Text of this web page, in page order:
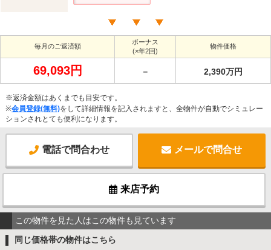
毎月のご返済額
ボーナス
(×年2回)
物件価格
69,093円 － 2,390万円
※返済金額はあくまでも目安です。
※会員登録(無料)をして詳細情報を記入されますと、全物件が自動でシミュレー
ションされとても便利になります。
電話で問合わせ メールで問合せ
来店予約
この物件を見た人はこの物件も見ています
同じ価格帯の物件はこちら